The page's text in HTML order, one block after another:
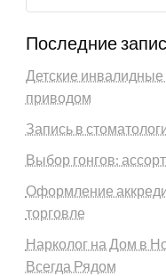
Последние
Детские
приводом
Запись в
Выбор гонгов:
Оформление
торговле
Нарколог на Дом в
Всегда Рядом